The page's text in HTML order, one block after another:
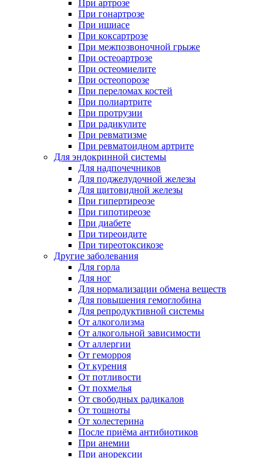
При артрозе
При гонартрозе
При ишиасе
При коксартрозе
При межпозвоночной грыже
При остеоартрозе
При остеомиелите
При остеопорозе
При переломах костей
При полиартрите
При протрузии
При радикулите
При ревматизме
При ревматоидном артрите
Для эндокринной системы
Для надпочечников
Для поджелудочной железы
Для щитовидной железы
При гипертиреозе
При гипотиреозе
При диабете
При тиреоидите
При тиреотоксикозе
Другие заболевания
Для горла
Для ног
Для нормализации обмена веществ
Для повышения гемоглобина
Для репродуктивной системы
От алкоголизма
От алкогольной зависимости
От аллергии
От геморроя
От курения
От потливости
От похмелья
От свободных радикалов
От тошноты
От холестерина
После приёма антибиотиков
При анемии
При анорексии